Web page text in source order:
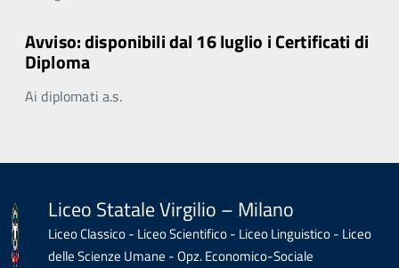
Avviso: disponibili dal 16 luglio i Certificati di
Diploma
Ai diplomati a.s.
Liceo Statale Virgilio – Milano
Liceo Classico - Liceo Scientifico - Liceo Linguistico - Liceo
delle Scienze Umane - Opz. Economico-Sociale